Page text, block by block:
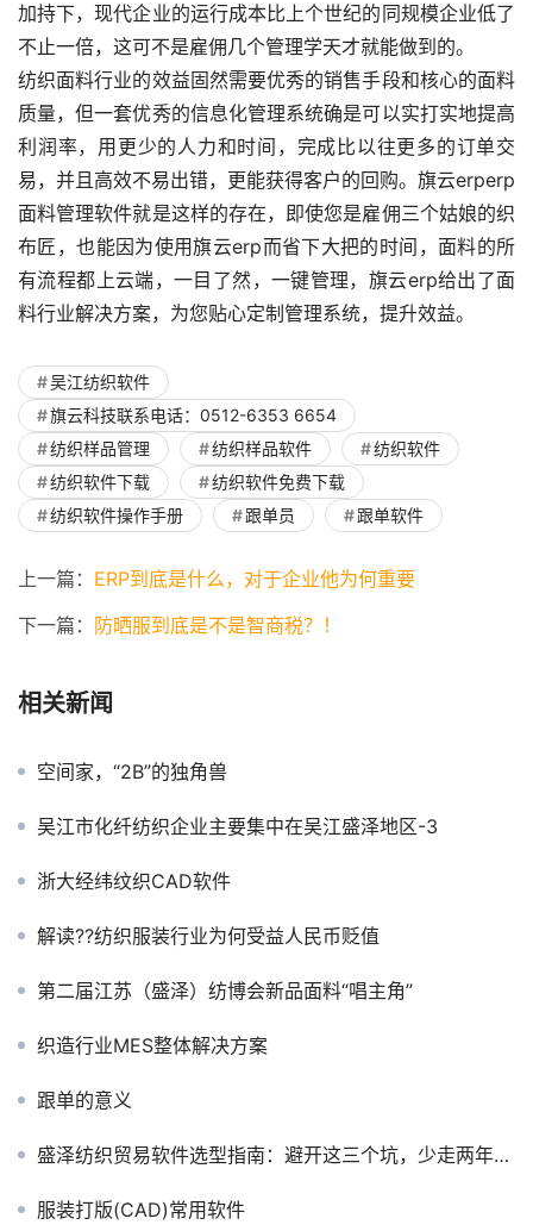
加持下，现代企业的运行成本比上个世纪的同规模企业低了
不止一倍，这可不是雇佣几个管理学天才就能做到的。
纺织面料行业的效益固然需要优秀的销售手段和核心的面料
质量，但一套优秀的信息化管理系统确是可以实打实地提高
利润率，用更少的人力和时间，完成比以往更多的订单交
易，并且高效不易出错，更能获得客户的回购。旗云erperp
面料管理软件就是这样的存在，即使您是雇佣三个姑娘的织
布匠，也能因为使用旗云erp而省下大把的时间，面料的所
有流程都上云端，一目了然，一键管理，旗云erp给出了面
料行业解决方案，为您贴心定制管理系统，提升效益。
吴江纺织软件
旗云科技联系电话：0512-6353 6654
纺织样品管理
纺织样品软件
纺织软件
纺织软件下载
纺织软件免费下载
纺织软件操作手册
跟单员 跟单软件
上一篇： ERP到底是什么，对于企业他为何重要
下一篇： 防晒服到底是不是智商税？！
相关新闻
空间家，“2B”的独角兽
吴江市化纤纺织企业主要集中在吴江盛泽地区-3
浙大经纬纹织CAD软件
解读??纺织服装行业为何受益人民币贬值
第二届江苏（盛泽）纺博会新品面料“唱主角”
织造行业MES整体解决方案
跟单的意义
盛泽纺织贸易软件选型指南：避开这三个坑，少走两年弯路
服装打版(CAD)常用软件